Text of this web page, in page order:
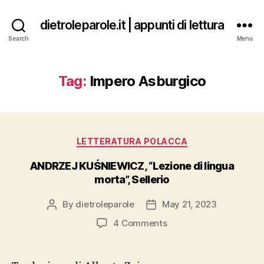
Search
dietroleparole.it | appunti di lettura
Menu
Tag: Impero Asburgico
Categories
LETTERATURA POLACCA
ANDRZEJ KUŚNIEWICZ, “Lezione di lingua
morta”, Sellerio
Post
By dietroleparole
PostMay 21, 2023
4 Commentson